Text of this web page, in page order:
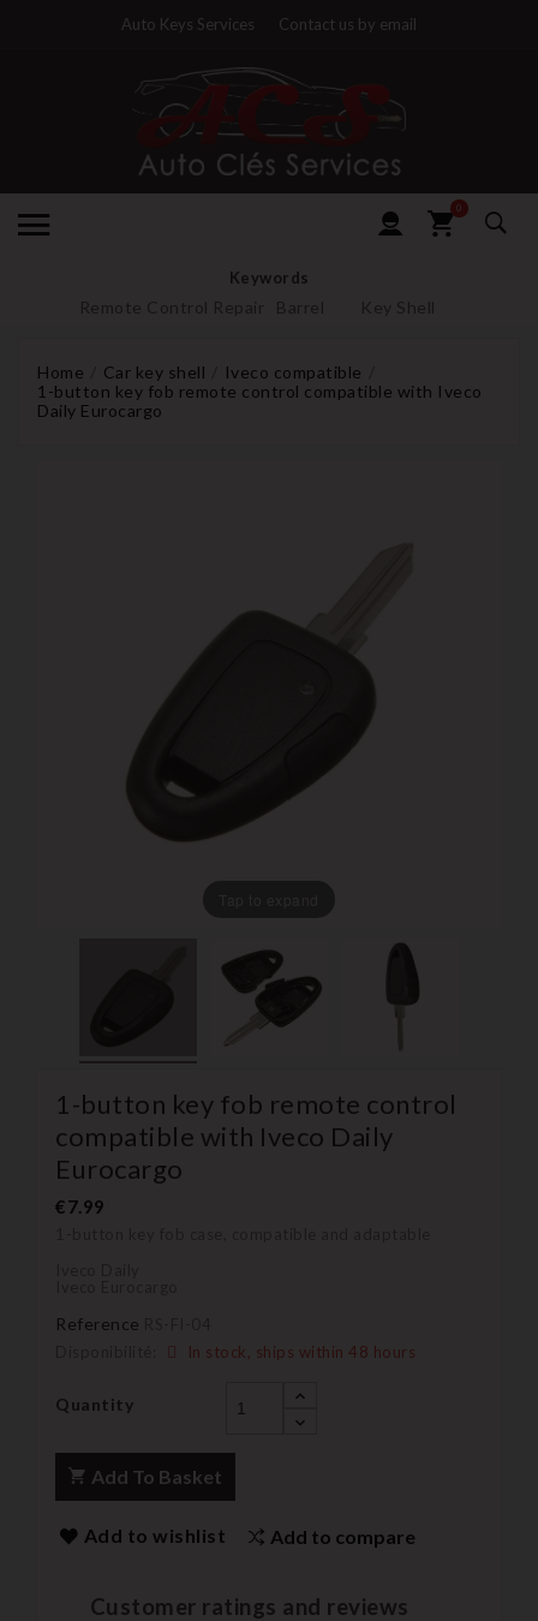
Auto Keys Services Contact us by email
0
Keywords
Remote Control Repair Barrel Key Shell
Home Car key shell
Iveco compatible
1-button key fob remote control compatible with Iveco
Daily Eurocargo
1-button key fob remote control
compatible with Iveco Daily
Eurocargo
€7.99
Reference
In stock, ships within 48 hours
Quantity
Add To Basket
Add to wishlist Add to compare
Customer ratings and reviews